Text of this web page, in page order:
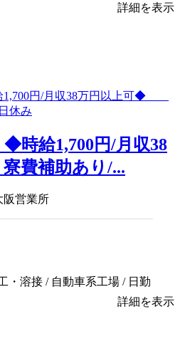
詳細を表示
時給1,700円/月収38
補助あり/...
阪営業所
・溶接 / 自動車系工場 / 日勤
詳細を表示